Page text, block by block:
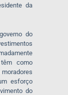
da
do
como
esforço
do